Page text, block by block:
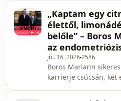
Birodalom látványos
A Hatalmas Arcok
epizódjában
gyógyításairól, vad
és az őt övező
beszélünk. Linkek: Hirdess a
műsorainkban! Ismerd meg a BETONE
portfóliót!
„Kaptam egy
élettől,
belőle” – Boros
az
júl. 16, 20262586
Boros Mariann
karrierje csúcsán, két